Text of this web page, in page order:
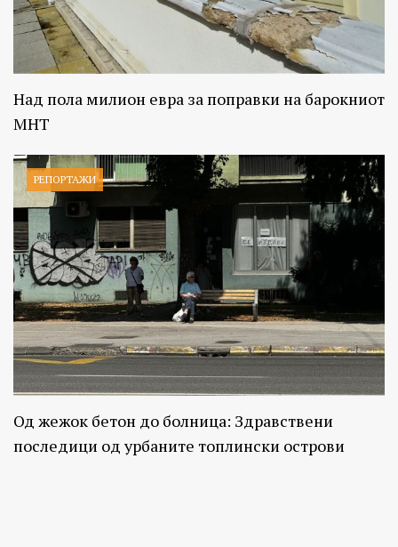
Над пола милион евра за поправки на барокниот
МНТ
РЕПОРТАЖИ
Од жежок бетон до болница: Здравствени
последици од урбаните топлински острови